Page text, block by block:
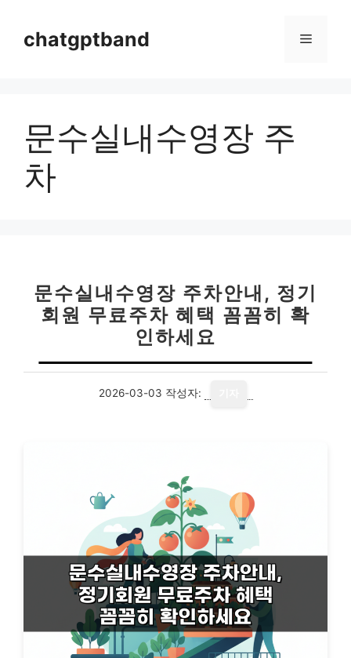
chatgptband 메
문수실내수영장 주
차
문수실내수영장 주차안내, 정기
회원 무료주차 혜택 꼼꼼히 확
인하세요
2026-03-03 작성자: